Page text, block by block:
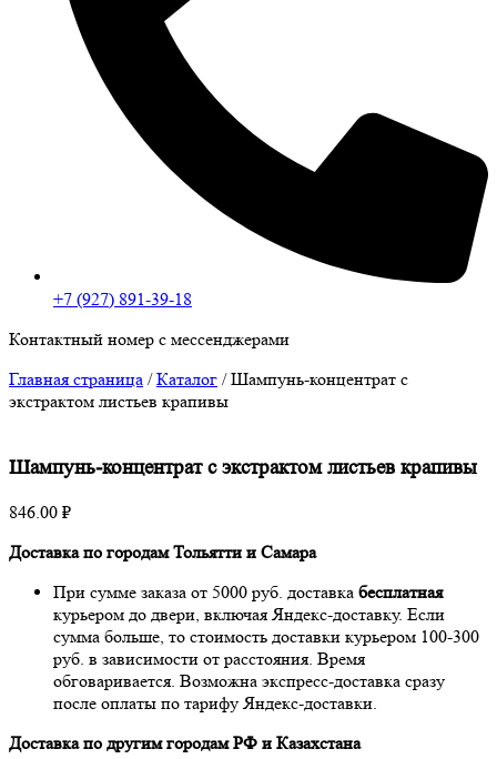
+7 (927) 891-39-18
Контактный номер с мессенджерами
Главная страница /Каталог /Шампунь-концентрат с
экстрактом листьев крапивы
Шампунь-концентрат с экстрактом листьев крапивы
846.00 ₽
Доставка по городам Тольятти и Самара
При сумме заказа от 5000 руб. доставка бесплатная
курьером до двери, включая Яндекс-доставку. Если
сумма больше, то стоимость доставки курьером 100-300
руб. в зависимости от расстояния. Время
обговаривается. Возможна экспресс-доставка сразу
после оплаты по тарифу Яндекс-доставки.
Доставка по другим городам РФ и Казахстана